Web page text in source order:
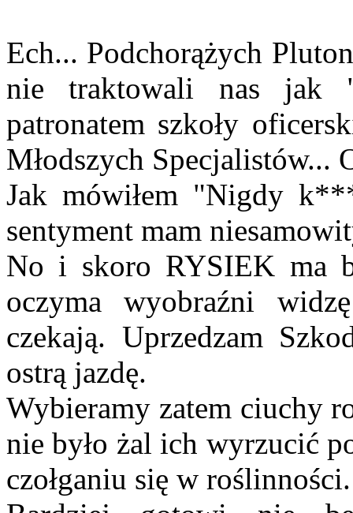
Ech... Podchorążych
nie traktowali nas jak
patronatem szkoły
Młodszych
Jak mówiłem "Nigdy
sentyment mam
No i skoro RYSIEK ma
oczyma wyobraźni
czekają. Uprzedzam
ostrą jazdę.
Wybieramy zatem ciuchy
nie było żal ich wyrzucić
czołganiu się w